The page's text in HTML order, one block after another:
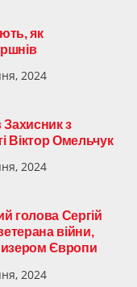
як
2024
Захисник з
Віктор Омельчук
2024
голова Сергій
війни,
Європи
2024